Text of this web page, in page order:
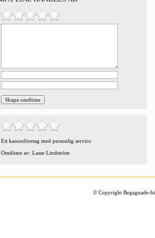
Ett kanonföretag med personlig service
Omdöme av: Lasse Lindström
©Copyright Begagnade-